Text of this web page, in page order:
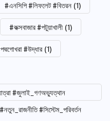
#এনসিপি #লিফলেট #বিতরন (1)
#কক্সবাজার #পটুয়াখালী (1)
#উদ্ধার (1)
#জুলাই_গণঅভ্যুত্থান
#সিস্টেম_পরিবর্তন